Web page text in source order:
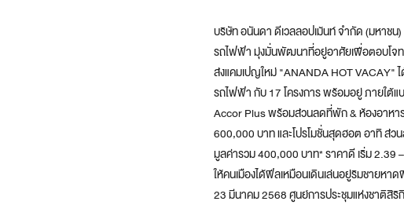
บริษัท อนันดา ดีเวลลอปเม้นท์ จำกัด (มหาช
รถไฟฟ้า มุ่งมั่นพัฒนาที่อยู่อาศัยเพื่อตอบโจท
ส่งแคมเปญใหม่ "ANANDA HOT VACAY"
รถไฟฟ้า กับ 17 โครงการ พร้อมอยู่ ภายใต้
Accor Plus พร้อมส่วนลดที่พัก & ห้องอาหาร
600,000 บาท และโปรโมชั่นสุดฮอต อาทิ ส่ว
มูลค่ารวม 400,000 บาท* ราคาดี เริ่ม 2.39
ให้คนเมืองได้ฟีลเหมือนเดินเล่นอยู่ริมชายห
23 มีนาคม 2568 ศูนย์การประชุมแห่งชาติสิริ